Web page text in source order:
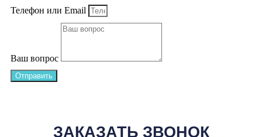
Телефон или Email
Ваш вопрос
Отправить
ЗАКАЗАТЬ ЗВОНОК